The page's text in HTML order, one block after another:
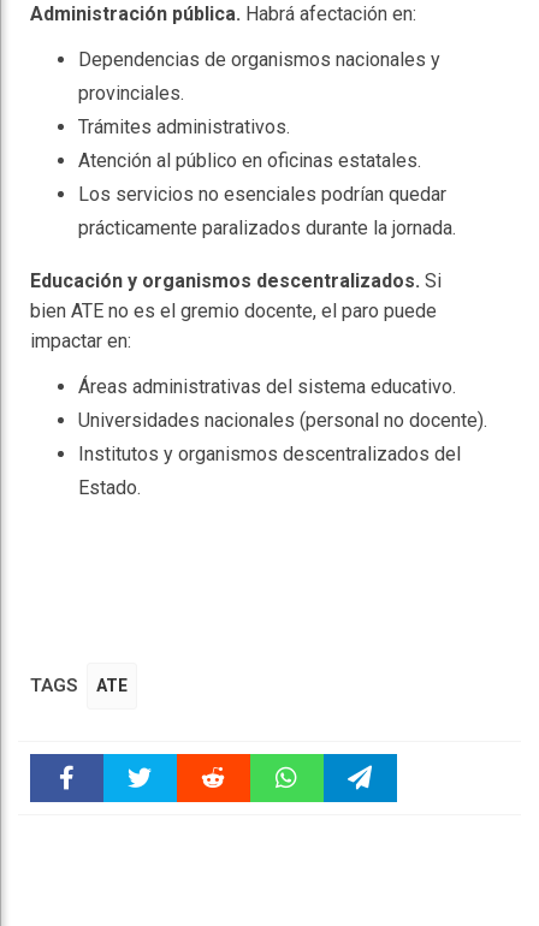
Administración pública. Habrá afectación en:
Dependencias de organismos nacionales y
provinciales.
Trámites administrativos.
Atención al público en oficinas estatales.
Los servicios no esenciales podrían quedar
prácticamente paralizados durante la jornada.
Educación y organismos descentralizados. Si
bien ATE no es el gremio docente, el paro puede
impactar en:
Áreas administrativas del sistema educativo.
Universidades nacionales (personal no docente).
Institutos y organismos descentralizados del
Estado.
TAGS ATE